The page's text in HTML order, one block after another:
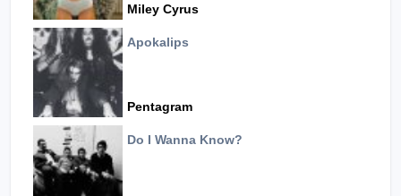
Miley Cyrus
Apokalips
Pentagram
Do I Wanna Know?